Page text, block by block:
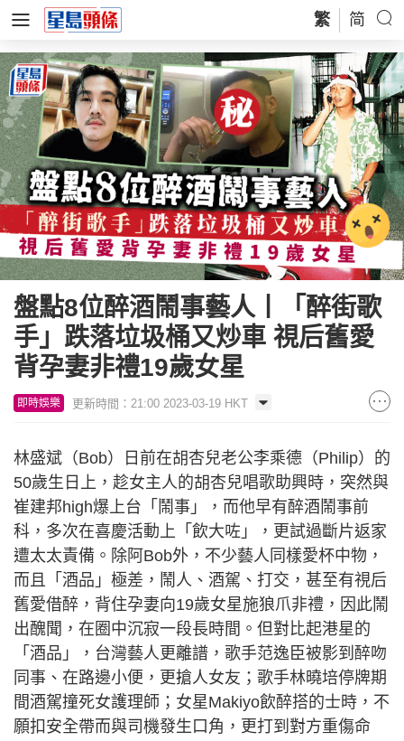
繁 简
盤點8位醉酒鬧事藝人丨「醉街歌
手」跌落垃圾桶又炒車 視后舊愛
背孕妻非禮19歲女星
即時娛樂 更新時間：21:00 2023-03-19 HKT
林盛斌（Bob）日前在胡杏兒老公李乘德（Philip）的
50歲生日上，趁女主人的胡杏兒唱歌助興時，突然與
崔建邦high爆上台「鬧事」，而他早有醉酒鬧事前
科，多次在喜慶活動上「飲大咗」，更試過斷片返家
遭太太責備。除阿Bob外，不少藝人同樣愛杯中物，
而且「酒品」極差，鬧人、酒駕、打交，甚至有視后
舊愛借醉，背住孕妻向19歲女星施狼爪非禮，因此鬧
出醜聞，在圈中沉寂一段長時間。但對比起港星的
「酒品」，台灣藝人更離譜，歌手范逸臣被影到醉吻
同事、在路邊小便，更搶人女友；歌手林曉培停牌期
間酒駕撞死女護理師；女星Makiyo飲醉搭的士時，不
願扣安全帶而與司機發生口角，更打到對方重傷命